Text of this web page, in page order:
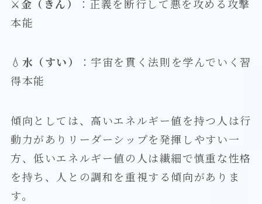
⚔金（きん）
：正義を断行して悪を攻める攻撃
本能
💧 水（すい）
：宇宙を貫く法則を学んでいく習
得本能
傾向としては、高いエネルギー値を持つ人は行
動力がありリーダーシップを発揮しやすい一
方、低いエネルギー値の人は繊細で慎重な性格
を持ち、人との調和を重視する傾向がありま
す。